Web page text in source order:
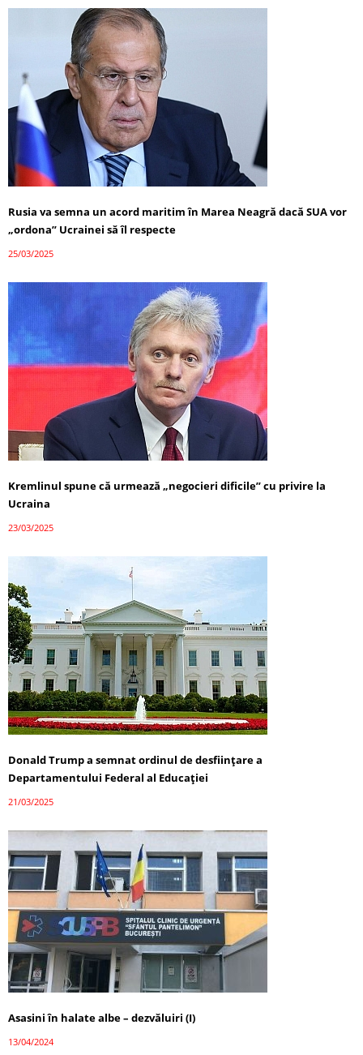
Rusia va semna un acord maritim în Marea Neagră dacă SUA vor
„ordona” Ucrainei să îl respecte
25/03/2025
Kremlinul spune că urmează „negocieri dificile” cu privire la
Ucraina
23/03/2025
Donald Trump a semnat ordinul de desființare a
Departamentului Federal al Educației
21/03/2025
Asasini în halate albe – dezvăluiri (I)
13/04/2024